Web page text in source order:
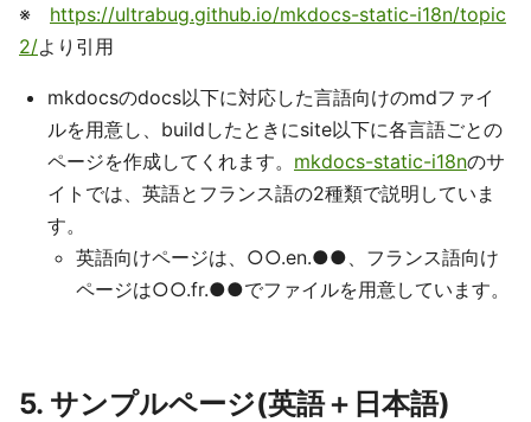
※ https://ultrabug.github.io/mkdocs-static-i18n/topic
2/より引用
mkdocsのdocs以下に対応した言語向けのmdファイ
ルを用意し、buildしたときにsite以下に各言語ごとの
ページを作成してくれます。 mkdocs-static-i18nのサ
イトでは、英語とフランス語の2種類で説明していま
す。
英語向けページは、○○.en.●●、フランス語向け
ページは○○.fr.●●でファイルを用意しています。
5. サンプルページ(英語＋日本語)